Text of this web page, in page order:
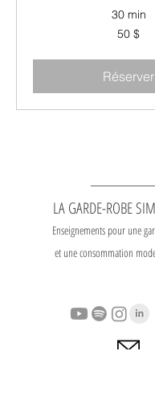
30 min
50 $
Réserver
LA GARDE-ROBE
Enseignements pour une
et une consommation